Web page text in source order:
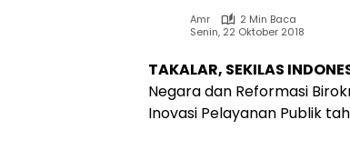
Amr
2 Min Baca
Senin, 22 Oktober 2018
TAKALAR, SEKILAS
Negara dan Reformasi
Inovasi Pelayanan Publik